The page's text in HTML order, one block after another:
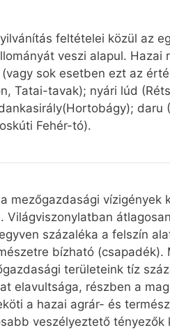
feltételei közül az
veszi alapul.
sok esetben ezt az
Tatai-tavak); nyári lúd
Fehér-tó).
mezőgazdasági
Világviszonylatban
százaléka a felszín
bízható
területeink tíz
elavultsága, részben a
a hazai agrár- és
veszélyeztető